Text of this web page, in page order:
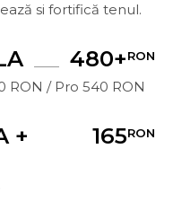
si fortifică tenul.
480+RON
RON / Pro 540 RON
+
165RON